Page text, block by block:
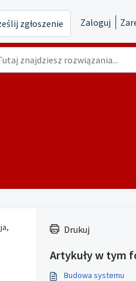
zgłoszenie Zaloguj
Drukuj
Artykuły w tym
Budowa systemu